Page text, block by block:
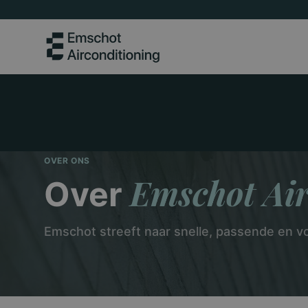
OVER ONS
OverEmschot
Emschot streeft naar snelle, passende en